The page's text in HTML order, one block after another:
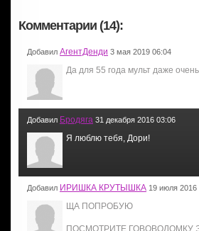
Комментарии (14):
Добавил АгентДенди 3 мая 2019 06:04
Да для 55 года мульт даже
Добавил Бродяга 31 декабря 2016 03:06
Я люблю тебя, Дори!
Добавил ИРИШКА КРУТЫШКА 19 июля 2016
ЩА ПОПРОБУЮ
ПОСМОТРИТЕ ГОВОВОЛОМКУ